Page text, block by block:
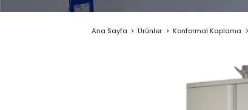
Ana Sayfa Ürünler Konformal Kaplama